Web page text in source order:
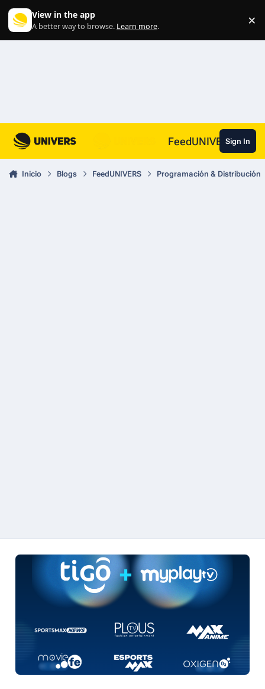
View in the app
A better way to browse. Learn more. ×
FeedUNIVERSSign In
Inicio Blogs FeedUNIVERS Programación & Distribución